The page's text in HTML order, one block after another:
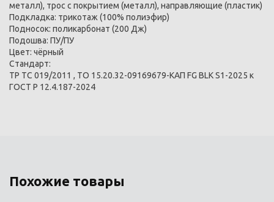
металл), трос с покрытием (металл), направляющие (пластик)
Подкладка: трикотаж (100% полиэфир)
Подносок: поликарбонат (200 Дж)
Подошва: ПУ/ПУ
Цвет: чёрный
Стандарт:
ТР ТС 019/2011 , ТО 15.20.32-09169679-КАП FG BLK S1-2025 к
ГОСТ Р 12.4.187-2024
Похожие товары